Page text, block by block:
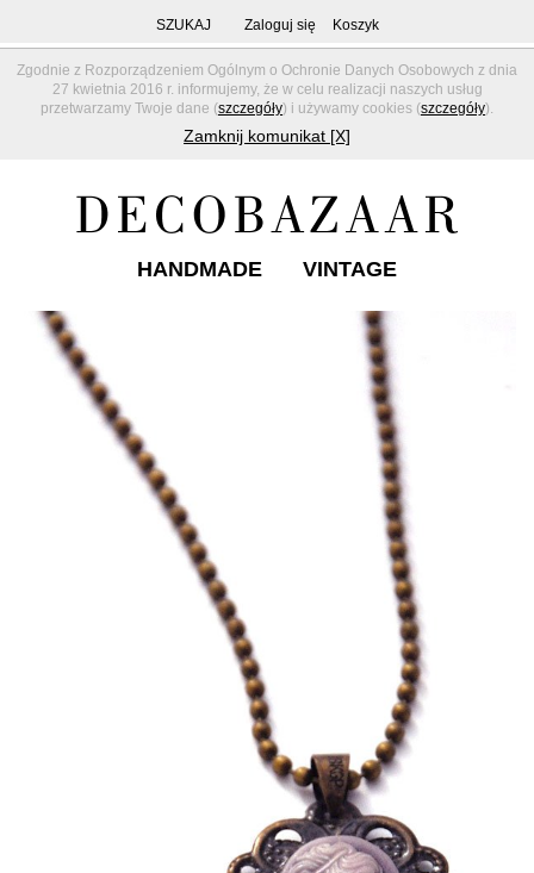
Zgodnie z Rozporządzeniem Ogólnym o Ochronie Danych Osobowych z dnia
27 kwietnia 2016 r. informujemy, że w celu realizacji naszych usług
przetwarzamy Twoje dane (szczegóły) i używamy cookies (szczegóły).
Zamknij komunikat [X]
SZUKAJ Zaloguj się Koszyk
HANDMADE VINTAGE